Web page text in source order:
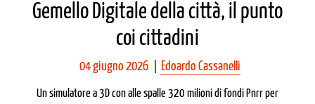
Gemello Digitale della città, il punto
coi cittadini
04 giugno 2026 Edoardo Cassanelli
Un simulatore a 3D con alle spalle 320 milioni di fondi Pnrr per